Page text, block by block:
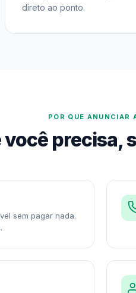
direto ao ponto.
POR QUE ANUNCIAR
você precisa,
sem pagar nada.